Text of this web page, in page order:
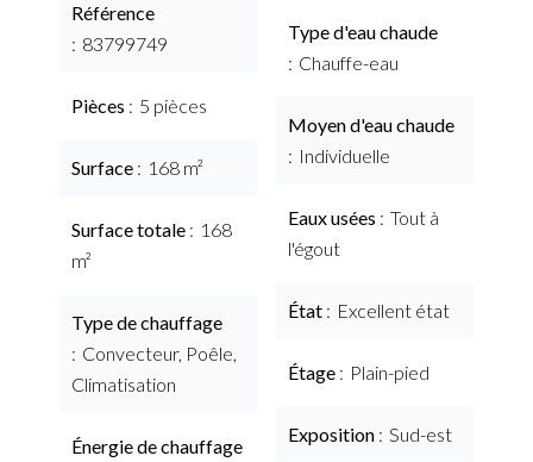
Référence
83799749
Pièces 5 pièces
Surface 168 m²
Surface totale
168
m²
Type de chauffage
Convecteur, Poêle,
Climatisation
Énergie de chauffage
Type d'eau chaude
Chauffe-eau
Moyen d'eau chaude
Individuelle
Eaux usées
Tout à
l'égout
État Excellent état
Étage Plain-pied
Exposition Sud-est